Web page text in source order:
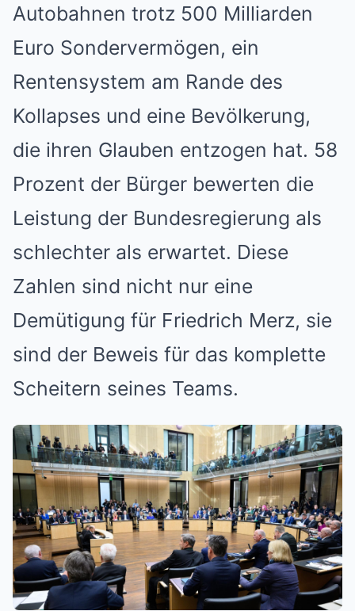
Autobahnen trotz 500 Milliarden
Euro Sondervermögen, ein
Rentensystem am Rande des
Kollapses und eine Bevölkerung,
die ihren Glauben entzogen hat. 58
Prozent der Bürger bewerten die
Leistung der Bundesregierung als
schlechter als erwartet. Diese
Zahlen sind nicht nur eine
Demütigung für Friedrich Merz, sie
sind der Beweis für das komplette
Scheitern seines Teams.